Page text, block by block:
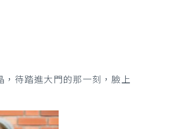
待踏進大門的那一刻，臉上